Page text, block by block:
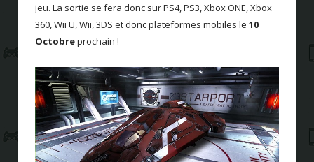
jeu. La sortie se fera donc sur PS4, PS3, Xbox ONE, Xbox
360, Wii U, Wii, 3DS et donc plateformes mobiles le 10
Octobreprochain !